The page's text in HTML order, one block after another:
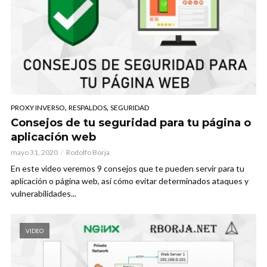
PROXY INVERSO, RESPALDOS, SEGURIDAD
Consejos de tu seguridad para tu página o
aplicación web
mayo 31, 2020 Rodolfo Borja
En este video veremos 9 consejos que te pueden servir para tu
aplicación o página web, así cómo evitar determinados ataques y
vulnerabilidades...
VIDEO